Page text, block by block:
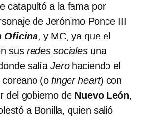
catapultó a la fama por
de Jerónimo Ponce III
Oficina, y MC, ya que el
sus redes socialesuna
salíaJerohaciendo el
(o finger heart) con
del gobierno de Nuevo León,
a Bonilla, quien salió